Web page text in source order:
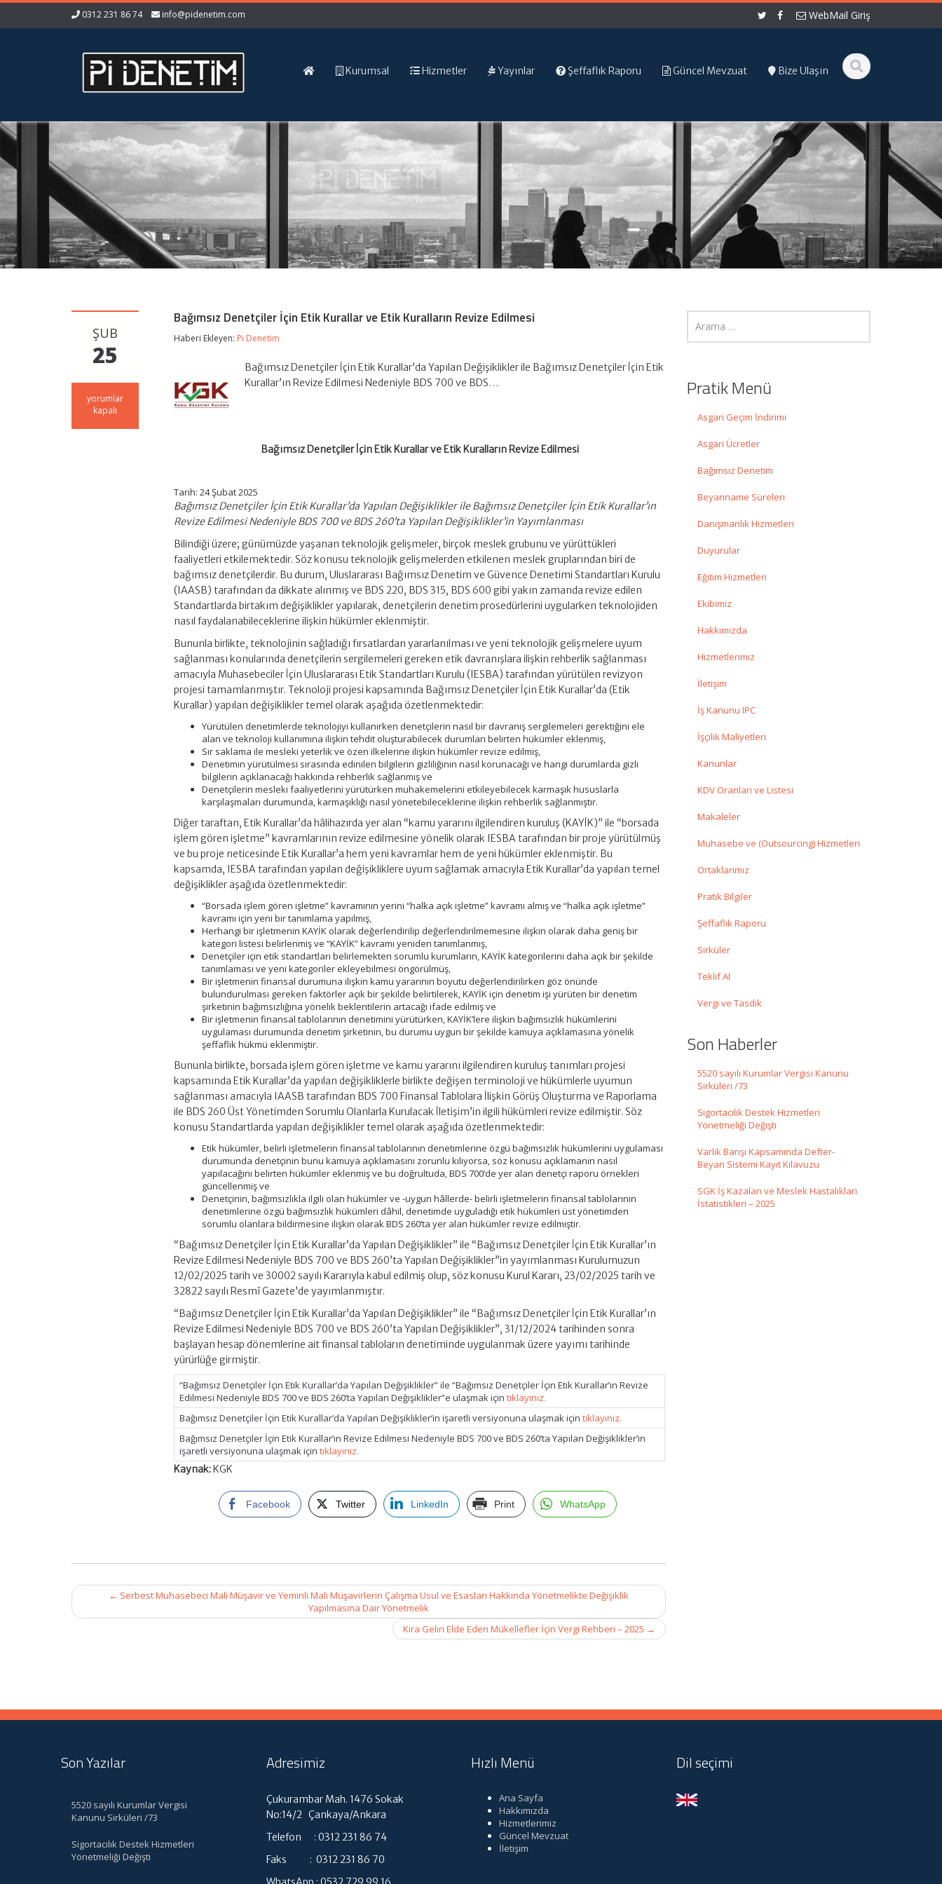
0312 231 86 74 info@pidenetim.com WebMail Giriş
Kurumsal Hizmetler Yayınlar Şeffaflık Raporu Güncel Mevzuat Bize Ulaşın
ŞUB
25
Bağımsız
Denetçiler
yorumlar
kapalı
Bağımsız Denetçiler İçin Etik Kurallar ve Etik Kuralların Revize Edilmesi
Haberi Ekleyen: Pi Denetim
Bağımsız Denetçiler İçin Etik Kurallar’da Yapılan Değişiklikler ile Bağımsız Denetçiler İçin Etik
Kurallar’ın Revize Edilmesi Nedeniyle BDS 700 ve BDS…
Bağımsız Denetçiler İçin Etik Kurallar ve Etik Kuralların Revize Edilmesi
Tarih: 24 Şubat 2025
Bağımsız Denetçiler İçin Etik Kurallar’da Yapılan Değişiklikler ile Bağımsız Denetçiler İçin Etik Kurallar’ın
Revize Edilmesi Nedeniyle BDS 700 ve BDS 260’ta Yapılan Değişiklikler’in Yayımlanması
Bilindiği üzere; günümüzde yaşanan teknolojik gelişmeler, birçok meslek grubunu ve yürüttükleri
faaliyetleri etkilemektedir. Söz konusu teknolojik gelişmelerden etkilenen meslek gruplarından biri de
bağımsız denetçilerdir. Bu durum, Uluslararası Bağımsız Denetim ve Güvence Denetimi Standartları Kurulu
(IAASB) tarafından da dikkate alınmış ve BDS 220, BDS 315, BDS 600 gibi yakın zamanda revize edilen
Standartlarda birtakım değişiklikler yapılarak, denetçilerin denetim prosedürlerini uygularken teknolojiden
nasıl faydalanabileceklerine ilişkin hükümler eklenmiştir.
Bununla birlikte, teknolojinin sağladığı fırsatlardan yararlanılması ve yeni teknolojik gelişmelere uyum
sağlanması konularında denetçilerin sergilemeleri gereken etik davranışlara ilişkin rehberlik sağlanması
amacıyla Muhasebeciler İçin Uluslararası Etik Standartları Kurulu (IESBA) tarafından yürütülen revizyon
projesi tamamlanmıştır. Teknoloji projesi kapsamında Bağımsız Denetçiler İçin Etik Kurallar’da (Etik
Kurallar) yapılan değişiklikler temel olarak aşağıda özetlenmektedir:
Yürütülen denetimlerde teknolojiyi kullanırken denetçilerin nasıl bir davranış sergilemeleri gerektiğini ele
alan ve teknoloji kullanımına ilişkin tehdit oluşturabilecek durumları belirten hükümler eklenmiş,
Sır saklama ile mesleki yeterlik ve özen ilkelerine ilişkin hükümler revize edilmiş,
Denetimin yürütülmesi sırasında edinilen bilgilerin gizliliğinin nasıl korunacağı ve hangi durumlarda gizli
bilgilerin açıklanacağı hakkında rehberlik sağlanmış ve
Denetçilerin mesleki faaliyetlerini yürütürken muhakemelerini etkileyebilecek karmaşık hususlarla
karşılaşmaları durumunda, karmaşıklığı nasıl yönetebileceklerine ilişkin rehberlik sağlanmıştır.
Diğer taraftan, Etik Kurallar’da hâlihazırda yer alan “kamu yararını ilgilendiren kuruluş (KAYİK)” ile “borsada
işlem gören işletme” kavramlarının revize edilmesine yönelik olarak IESBA tarafından bir proje yürütülmüş
ve bu proje neticesinde Etik Kurallar’a hem yeni kavramlar hem de yeni hükümler eklenmiştir. Bu
kapsamda, IESBA tarafından yapılan değişikliklere uyum sağlamak amacıyla Etik Kurallar’da yapılan temel
değişiklikler aşağıda özetlenmektedir:
“Borsada işlem gören işletme” kavramının yerini “halka açık işletme” kavramı almış ve “halka açık işletme”
kavramı için yeni bir tanımlama yapılmış,
Herhangi bir işletmenin KAYİK olarak değerlendirilip değerlendirilmemesine ilişkin olarak daha geniş bir
kategori listesi belirlenmiş ve “KAYİK” kavramı yeniden tanımlanmış,
Denetçiler için etik standartları belirlemekten sorumlu kurumların, KAYİK kategorilerini daha açık bir şekilde
tanımlaması ve yeni kategoriler ekleyebilmesi öngörülmüş,
Bir işletmenin finansal durumuna ilişkin kamu yararının boyutu değerlendirilirken göz önünde
bulundurulması gereken faktörler açık bir şekilde belirtilerek, KAYİK için denetim işi yürüten bir denetim
şirketinin bağımsızlığına yönelik beklentilerin artacağı ifade edilmiş ve
Bir işletmenin finansal tablolarının denetimini yürütürken, KAYİK’lere ilişkin bağımsızlık hükümlerini
uygulaması durumunda denetim şirketinin, bu durumu uygun bir şekilde kamuya açıklamasına yönelik
şeffaflık hükmü eklenmiştir.
Bununla birlikte, borsada işlem gören işletme ve kamu yararını ilgilendiren kuruluş tanımları projesi
kapsamında Etik Kurallar’da yapılan değişikliklerle birlikte değişen terminoloji ve hükümlerle uyumun
sağlanması amacıyla IAASB tarafından BDS 700 Finansal Tablolara İlişkin Görüş Oluşturma ve Raporlama
ile BDS 260 Üst Yönetimden Sorumlu Olanlarla Kurulacak İletişim’in ilgili hükümleri revize edilmiştir. Söz
konusu Standartlarda yapılan değişiklikler temel olarak aşağıda özetlenmektedir:
Etik hükümler, belirli işletmelerin finansal tablolarının denetimlerine özgü bağımsızlık hükümlerini uygulaması
durumunda denetçinin bunu kamuya açıklamasını zorunlu kılıyorsa, söz konusu açıklamanın nasıl
yapılacağını belirten hükümler eklenmiş ve bu doğrultuda, BDS 700’de yer alan denetçi raporu örnekleri
güncellenmiş ve
Denetçinin, bağımsızlıkla ilgili olan hükümler ve -uygun hâllerde- belirli işletmelerin finansal tablolarının
denetimlerine özgü bağımsızlık hükümleri dâhil, denetimde uyguladığı etik hükümleri üst yönetimden
sorumlu olanlara bildirmesine ilişkin olarak BDS 260’ta yer alan hükümler revize edilmiştir.
“Bağımsız Denetçiler İçin Etik Kurallar’da Yapılan Değişiklikler” ile “Bağımsız Denetçiler İçin Etik Kurallar’ın
Revize Edilmesi Nedeniyle BDS 700 ve BDS 260’ta Yapılan Değişiklikler”in yayımlanması Kurulumuzun
12/02/2025 tarih ve 30002 sayılı Kararıyla kabul edilmiş olup, söz konusu Kurul Kararı, 23/02/2025 tarih ve
32822 sayılı Resmî Gazete’de yayımlanmıştır.
“Bağımsız Denetçiler İçin Etik Kurallar’da Yapılan Değişiklikler” ile “Bağımsız Denetçiler İçin Etik Kurallar’ın
Revize Edilmesi Nedeniyle BDS 700 ve BDS 260’ta Yapılan Değişiklikler”, 31/12/2024 tarihinden sonra
başlayan hesap dönemlerine ait finansal tabloların denetiminde uygulanmak üzere yayımı tarihinde
yürürlüğe girmiştir.
“Bağımsız Denetçiler İçin Etik Kurallar’da Yapılan Değişiklikler” ile “Bağımsız Denetçiler İçin Etik Kurallar’ın Revize
Edilmesi Nedeniyle BDS 700 ve BDS 260’ta Yapılan Değişiklikler”e ulaşmak içintıklayınız.
Bağımsız Denetçiler İçin Etik Kurallar’da Yapılan Değişiklikler’in işaretli versiyonuna ulaşmak içintıklayınız.
Bağımsız Denetçiler İçin Etik Kurallar’ın Revize Edilmesi Nedeniyle BDS 700 ve BDS 260’ta Yapılan Değişiklikler’in
işaretli versiyonuna ulaşmak içintıklayınız.
Kaynak: KGK
Facebook Twitter LinkedIn Print WhatsApp
Post
navigation
← Serbest Muhasebeci Mali Müşavir ve Yeminli Mali Müşavirlerin Çalışma Usul ve Esasları Hakkında Yönetmelikte Değişiklik
Yapılmasına Dair Yönetmelik
Kira Geliri Elde Eden Mükellefler İçin Vergi Rehberi – 2025 →
Pratik Menü
Asgari Geçim İndirimi
Asgari Ücretler
Bağımsız Denetim
Beyanname Süreleri
Danışmanlık Hizmetleri
Duyurular
Eğitim Hizmetleri
Ekibimiz
Hakkımızda
Hizmetlerimiz
İletişim
İş Kanunu IPC
İşçilik Maliyetleri
Kanunlar
KDV Oranları ve Listesi
Makaleler
Muhasebe ve (Outsourcing) Hizmetleri
Ortaklarımız
Pratik Bilgiler
Şeffaflık Raporu
Sirküler
Teklif Al
Vergi ve Tasdik
Son Haberler
5520 sayılı Kurumlar Vergisi Kanunu
Sirküleri /73
Sigortacılık Destek Hizmetleri
Yönetmeliği Değişti
Varlık Barışı Kapsamında Defter-
Beyan Sistemi Kayıt Kılavuzu
SGK İş Kazaları ve Meslek Hastalıkları
İstatistikleri – 2025
Son Yazılar
5520 sayılı Kurumlar Vergisi
Kanunu Sirküleri /73
Sigortacılık Destek Hizmetleri
Yönetmeliği Değişti
Adresimiz
Çukurambar Mah. 1476 Sokak
No:14/2 Çankaya/Ankara
Telefon : 0312 231 86 74
Faks : 0312 231 86 70
Hızlı Menü
Ana Sayfa
Hakkımızda
Hizmetlerimiz
Güncel Mevzuat
İletişim
Dil seçimi